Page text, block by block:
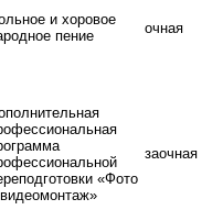
и хоровое
пение
очная
«Фото
заочная